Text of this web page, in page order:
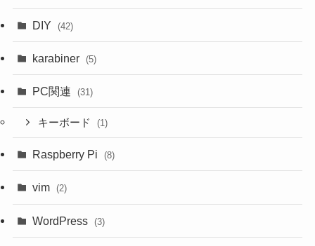
DIY (42)
karabiner (5)
PC関連 (31)
キーボード (1)
Raspberry Pi (8)
vim (2)
WordPress (3)